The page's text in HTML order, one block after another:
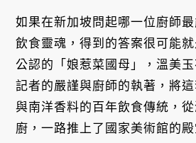
如果在新加坡問起哪一位廚師
飲食靈魂，得到的答案很可能
公認的「娘惹菜國母」，溫美
記者的嚴謹與廚師的執著，將
與南洋香料的百年飲食傳統，
廚，一路推上了國家美術館的殿